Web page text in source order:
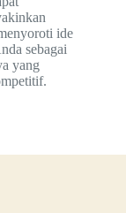
ide
sebagai
yang